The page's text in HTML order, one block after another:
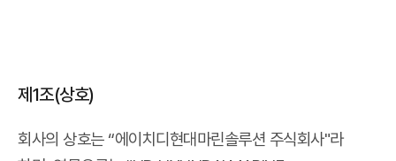
제1조(상호)
회사의 상호는 “에이치디현대마린솔루션 주식회사"라